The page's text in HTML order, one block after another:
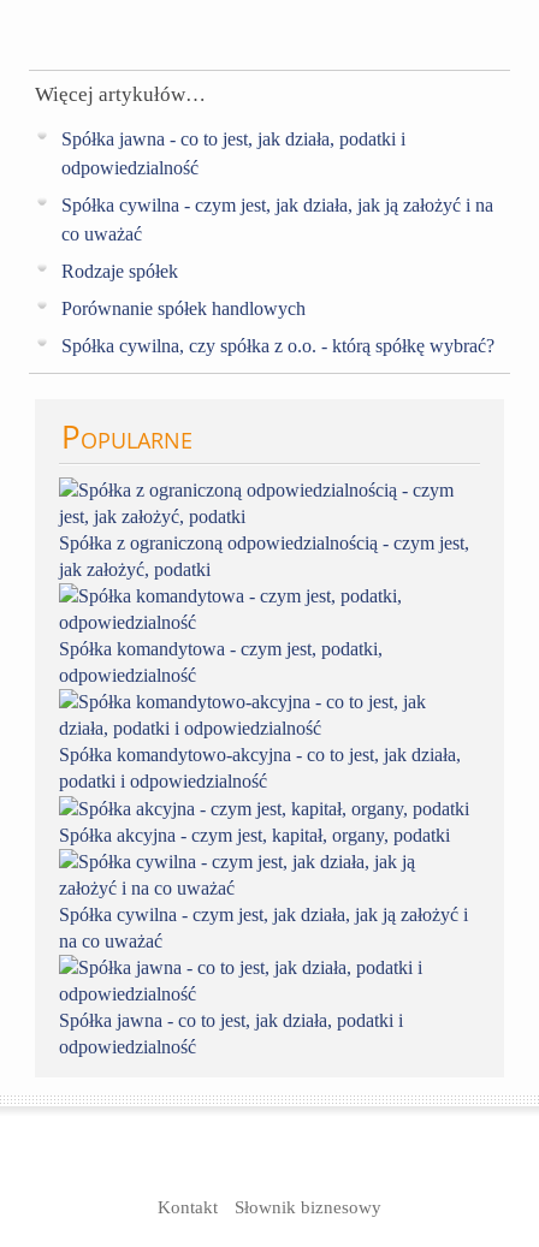
Więcej artykułów…
Spółka jawna - co to jest, jak działa, podatki i
odpowiedzialność
Spółka cywilna - czym jest, jak działa, jak ją założyć i na
co uważać
Rodzaje spółek
Porównanie spółek handlowych
Spółka cywilna, czy spółka z o.o. - którą spółkę wybrać?
Popularne
Spółka z ograniczoną odpowiedzialnością - czym jest,
jak założyć, podatki
Spółka komandytowa - czym jest, podatki,
odpowiedzialność
Spółka komandytowo-akcyjna - co to jest, jak działa,
podatki i odpowiedzialność
Spółka akcyjna - czym jest, kapitał, organy, podatki
Spółka cywilna - czym jest, jak działa, jak ją założyć i
na co uważać
Spółka jawna - co to jest, jak działa, podatki i
odpowiedzialność
Kontakt Słownik biznesowy